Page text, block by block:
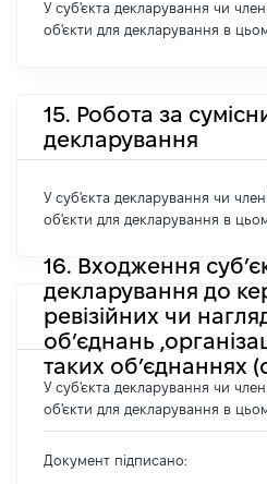
У суб'єкта декларування чи
об'єкти для декларування в
15. Робота за
декларування
У суб'єкта декларування чи
об'єкти для декларування в
16. Входження
декларування до
ревізійних чи
об’єднань
таких об’єднаннях
У суб'єкта декларування чи
об'єкти для декларування в
Документ підписано: